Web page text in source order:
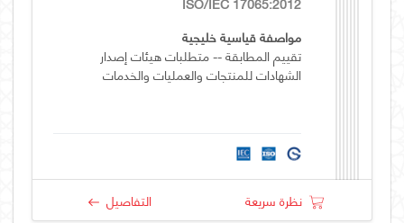
مواصفة قياسية خليجية
تقييم المطابقة -- متطلبات هيئات إصدار
الشهادات للمنتجات والعمليات والخدمات
نظرة سريعة التفاصيل